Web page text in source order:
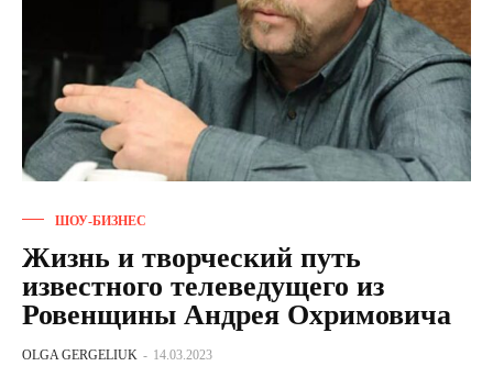
ШОУ-БИЗНЕС
Жизнь и творческий путь
известного телеведущего из
Ровенщины Андрея Охримовича
OLGA GERGELIUK - 14.03.2023